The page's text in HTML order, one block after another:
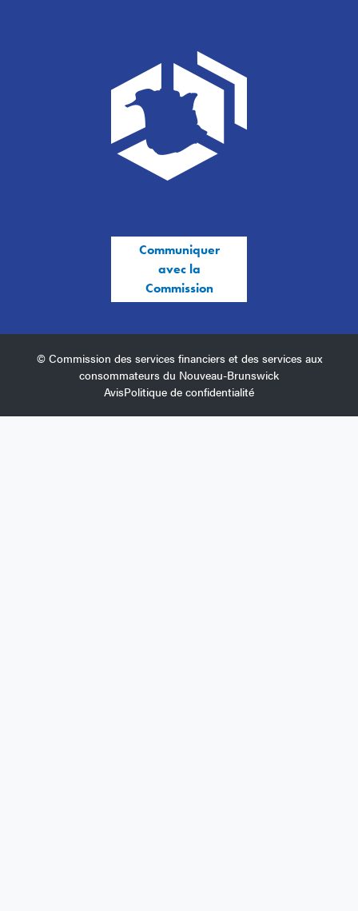
Communiquer
avec la
Commission
© Commission des services financiers et des services aux
consommateurs du Nouveau-Brunswick
AvisPolitique de confidentialité